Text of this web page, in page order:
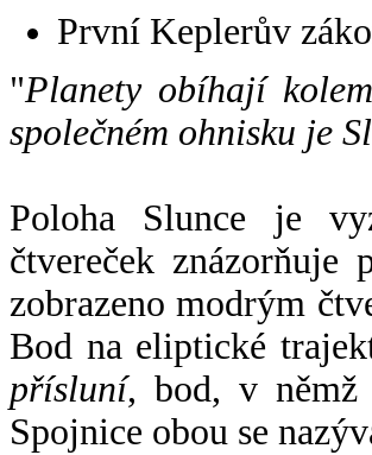
První Keplerův
"Planety obíhají
společném ohnisku je
Poloha Slunce je
čtvereček
zobrazeno modrým
Bod na eliptické
přísluní, bod, v němž
Spojnice obou se